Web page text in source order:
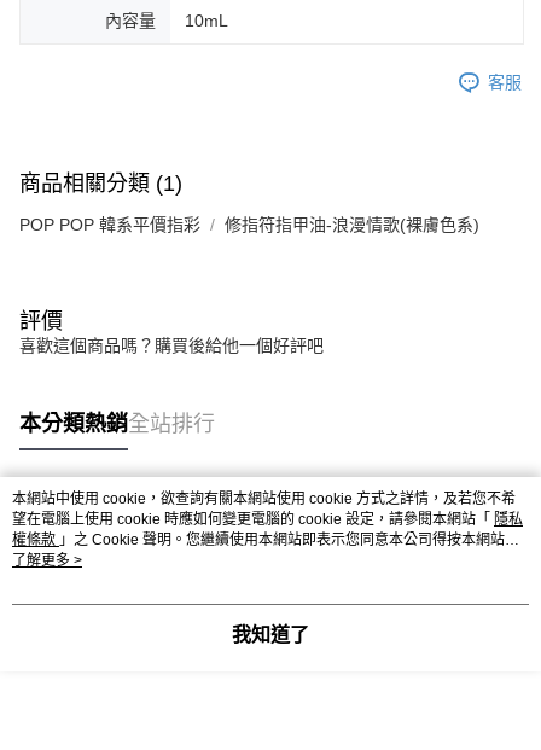
內容量 10mL
客服
商品相關分類 (1)
POP POP 韓系平價指彩 修指符指甲油-浪漫情歌(裸膚色系)
評價
喜歡這個商品嗎？購買後給他一個好評吧
本分類熱銷全站排行
熱門標籤
本網站中使用 cookie，欲查詢有關本網站使用 cookie 方式之詳情，及若您不希
望在電腦上使用 cookie 時應如何變更電腦的 cookie 設定，請參閱本網站「 隱私
權條款 」之 Cookie 聲明。您繼續使用本網站即表示您同意本公司得按本網站使
用條款之 Cookie 聲明使用 cookie。
了解更多 >
我知道了